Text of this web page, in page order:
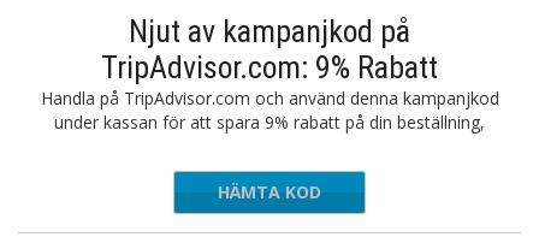
Njut av kampanjkod på
TripAdvisor.com: 9% Rabatt
Handla på TripAdvisor.com och använd denna kampanjkod
under kassan för att spara 9% rabatt på din beställning,
TRIP9
HÄMTA KOD